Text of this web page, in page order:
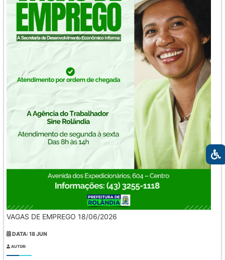
VAGAS DE EMPREGO 18/06/2026
DATA: 18 JUN
AUTOR: